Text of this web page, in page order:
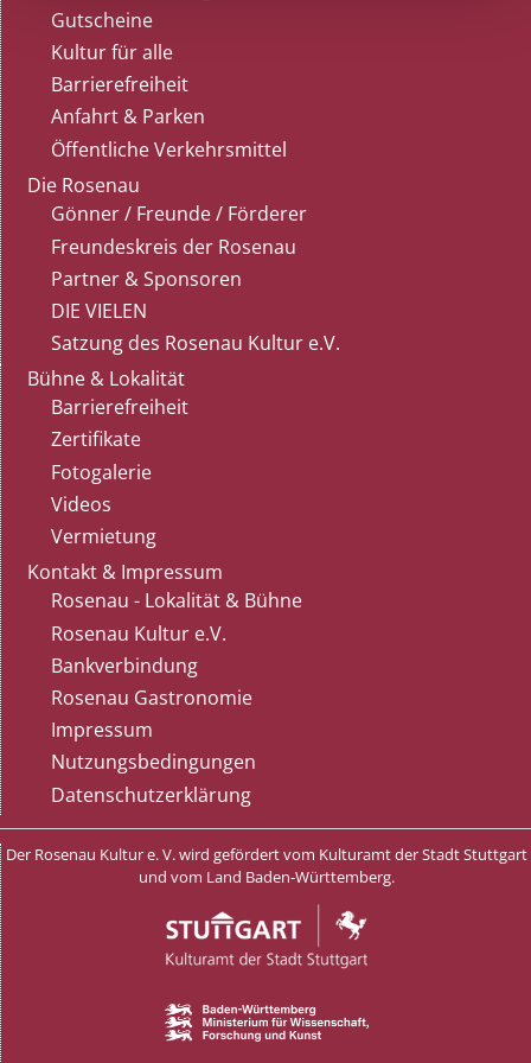
Gutscheine
Kultur für alle
Barrierefreiheit
Anfahrt & Parken
Öffentliche Verkehrsmittel
Die Rosenau
Gönner / Freunde / Förderer
Freundeskreis der Rosenau
Partner & Sponsoren
DIE VIELEN
Satzung des Rosenau Kultur e.V.
Bühne & Lokalität
Barrierefreiheit
Zertifikate
Fotogalerie
Videos
Vermietung
Kontakt & Impressum
Rosenau - Lokalität & Bühne
Rosenau Kultur e.V.
Bankverbindung
Rosenau Gastronomie
Impressum
Nutzungsbedingungen
Datenschutzerklärung
Der Rosenau Kultur e. V. wird gefördert vom Kulturamt der Stadt Stuttgart
und vom Land Baden-Württemberg.